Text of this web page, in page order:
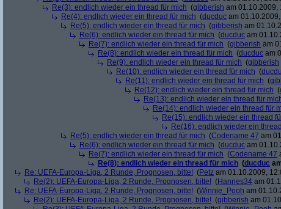
Re(3): endlich wieder ein thread für mich (gibberish am 01.10.2009,
Re(4): endlich wieder ein thread für mich (ducduc am
Re(5): endlich wieder ein thread für mich (gibberish am
Re(6): endlich wieder ein thread für mich (ducduc am
Re(7): endlich wieder ein thread für mich (gibberish am
Re(8): endlich wieder ein thread für mich (ducduc am
Re(9): endlich wieder ein thread für mich (gibberish
Re(10): endlich wieder ein thread für mich (
Re(11): endlich wieder ein thread für mich (
Re(12): endlich wieder ein thread für mich (
Re(13): endlich wieder ein thread für
Re(14): endlich wieder ein thread für
Re(15): endlich wieder ein thread
Re(16): endlich wieder ein
Re(5): endlich wieder ein thread für mich (Codename 47 am
Re(6): endlich wieder ein thread für mich (ducduc am
Re(7): endlich wieder ein thread für mich (Codename 47
Re(8): endlich wieder ein thread für mich (ducduc
Re: UEFA-Europa-Liga, 2 Runde, Prognosen, bitte! (Petz am 01.10.2009,
Re(2): UEFA-Europa-Liga, 2 Runde, Prognosen, bitte! (Hannes34 am
Re: UEFA-Europa-Liga, 2 Runde, Prognosen, bitte! (Winnie_Pooh am
Re(2): UEFA-Europa-Liga, 2 Runde, Prognosen, bitte! (gibberish am